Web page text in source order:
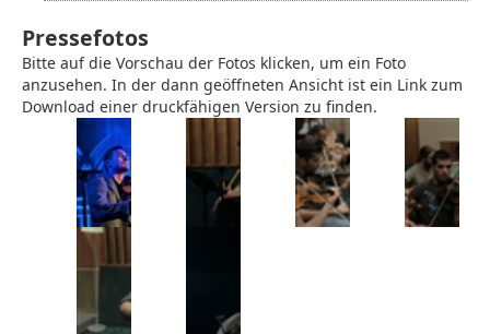
Pressefotos
Bitte auf die Vorschau der Fotos klicken, um ein Foto
anzusehen. In der dann geöffneten Ansicht ist ein Link zum
Download einer druckfähigen Version zu finden.